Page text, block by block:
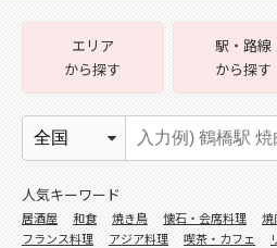
エリア
から探す
駅・路線
から探す
人気キーワード
居酒屋 和食 焼き鳥 懐石・会席料理 焼
フランス料理
アジア料理 喫茶・カフェ